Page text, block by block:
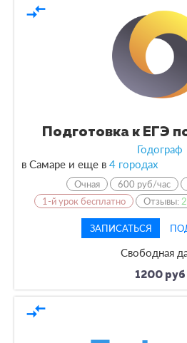
compare_arrows
Подготовка к ЕГЭ
Годограф
в Самаре и еще в 4 городах
Очная 600 руб/час
1-й урок бесплатно
Отзывы: 2
ЗАПИСАТЬСЯ
Свободная
1200 руб
compare_arrows